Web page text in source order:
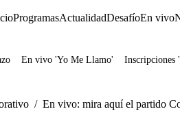
ProgramasActualidadDesafíoEn vivo
En vivo 'Yo Me Llamo' Inscripciones
/ En vivo: mira aquí el partido